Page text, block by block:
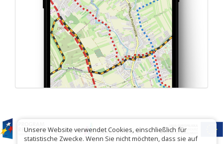
Unsere Website verwendet Cookies, einschließlich für
statistische Zwecke. Wenn Sie nicht möchten, dass sie auf